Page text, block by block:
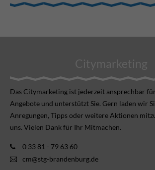
Citymarketing
Das Citymarketing ist jederzeit ansprechbar
Angebote und unterstützt Sie. Gern laden wir
Anregungen, Tipps oder weitere Aktionen
uns. Vielen Dank für Ihr Mitmachen.
0 33 81 - 79 63 60
cm@stg-brandenburg.de